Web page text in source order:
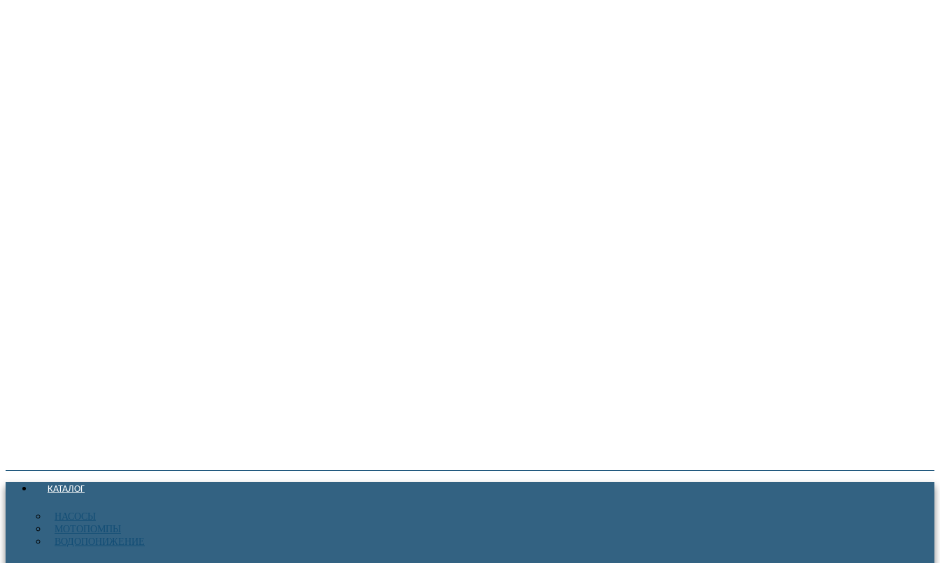
КАТАЛОГ
НАСОСЫ
МОТОПОМПЫ
ВОДОПОНИЖЕНИЕ